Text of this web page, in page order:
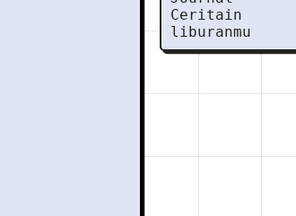
Ceritain
liburanmu